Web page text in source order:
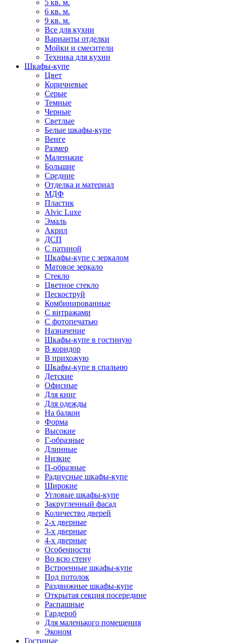
5 кв. м.
6 кв. м.
9 кв. м.
Все для кухни
Варианты отделки
Мойки и смесители
Техника для кухни
Шкафы-купе
Цвет
Коричневые
Серые
Темные
Черные
Светлые
Белые шкафы-купе
Венге
Размер
Маленькие
Большие
Средние
Отделка и материал
МДФ
Пластик
Alvic Luxe
Эмаль
Акрил
ДСП
С патиной
Шкафы-купе с зеркалом
Матовое зеркало
Стекло
Цветное стекло
Пескоструй
Комбинированные
С витражами
С фотопечатью
Назначение
Шкафы-купе в гостиную
В коридор
В прихожую
Шкафы-купе в спальню
Детские
Офисные
Для книг
Для одежды
На балкон
Форма
Высокие
Г-образные
Длинные
Низкие
П-образные
Радиусные шкафы-купе
Широкие
Угловые шкафы-купе
Закругленный фасад
Количество дверей
2-х дверные
3-х дверные
4-х дверные
Особенности
Во всю стену
Встроенные шкафы-купе
Под потолок
Раздвижные шкафы-купе
Открытая секция посередине
Распашные
Гардероб
Для маленького помещения
Эконом
Гостиные